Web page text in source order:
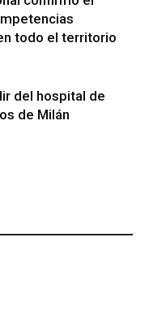
todo el territorio
del hospital de
de Milán